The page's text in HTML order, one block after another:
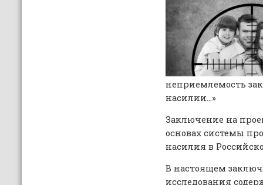
неприемлемость
насилии…»
Заключение на
основах системы
насилия в
В настоящем
исследования